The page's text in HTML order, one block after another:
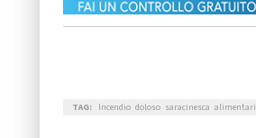
TAG: Incendio doloso saracinesca alimentari